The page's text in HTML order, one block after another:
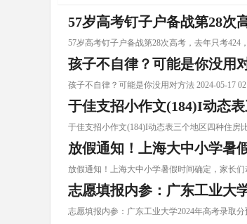
57岁高考钉子户备战第28次
57岁高考钉子户备战第28次高考，去年只考424
孩子不自律？可能是你没用
孩子不自律？可能是你没用对方法 2024-05-17
于佳支招小作文(184)I动态
于佳支招小作文(184)I动态表三个地区四种住房
放假通知！上海大中小学暑
放假通知！上海大中小学暑假时间确定，家长们
志愿填报内参：广东工业大
志愿填报内参：广东工业大学2024年高考录取分